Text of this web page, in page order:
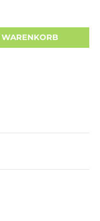
WARENKORB